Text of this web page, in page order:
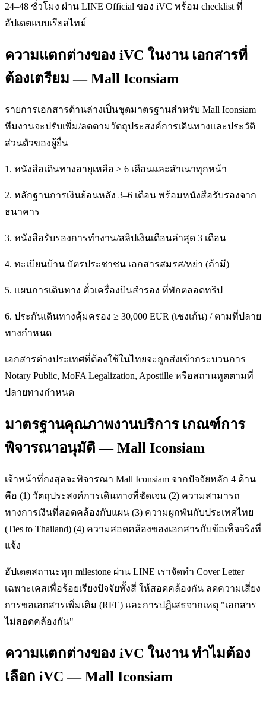
24–48 ชั่วโมง ผ่าน LINE Official ของ iVC พร้อม checklist ที่
อัปเดตแบบเรียลไทม์
ความแตกต่างของ iVC ในงาน เอกสารที่
ต้องเตรียม — Mall Iconsiam
รายการเอกสารด้านล่างเป็นชุดมาตรฐานสำหรับ Mall Iconsiam
ทีมงานจะปรับเพิ่ม/ลดตามวัตถุประสงค์การเดินทางและประวัติ
ส่วนตัวของผู้ยื่น
1. หนังสือเดินทางอายุเหลือ ≥ 6 เดือนและสำเนาทุกหน้า
2. หลักฐานการเงินย้อนหลัง 3–6 เดือน พร้อมหนังสือรับรองจาก
ธนาคาร
3. หนังสือรับรองการทำงาน/สลิปเงินเดือนล่าสุด 3 เดือน
4. ทะเบียนบ้าน บัตรประชาชน เอกสารสมรส/หย่า (ถ้ามี)
5. แผนการเดินทาง ตั๋วเครื่องบินสำรอง ที่พักตลอดทริป
6. ประกันเดินทางคุ้มครอง ≥ 30,000 EUR (เชงเก้น) / ตามที่ปลาย
ทางกำหนด
เอกสารต่างประเทศที่ต้องใช้ในไทยจะถูกส่งเข้ากระบวนการ
Notary Public, MoFA Legalization, Apostille หรือสถานทูตตามที่
ปลายทางกำหนด
มาตรฐานคุณภาพงานบริการ เกณฑ์การ
พิจารณาอนุมัติ — Mall Iconsiam
เจ้าหน้าที่กงสุลจะพิจารณา Mall Iconsiam จากปัจจัยหลัก 4 ด้าน
คือ (1) วัตถุประสงค์การเดินทางที่ชัดเจน (2) ความสามารถ
ทางการเงินที่สอดคล้องกับแผน (3) ความผูกพันกับประเทศไทย
(Ties to Thailand) (4) ความสอดคล้องของเอกสารกับข้อเท็จจริงที่
แจ้ง
อัปเดตสถานะทุก milestone ผ่าน LINE เราจัดทำ Cover Letter
เฉพาะเคสเพื่อร้อยเรียงปัจจัยทั้งสี่ ให้สอดคล้องกัน ลดความเสี่ยง
การขอเอกสารเพิ่มเติม (RFE) และการปฏิเสธจากเหตุ "เอกสาร
ไม่สอดคล้องกัน"
ความแตกต่างของ iVC ในงาน ทำไมต้อง
เลือก iVC — Mall Iconsiam